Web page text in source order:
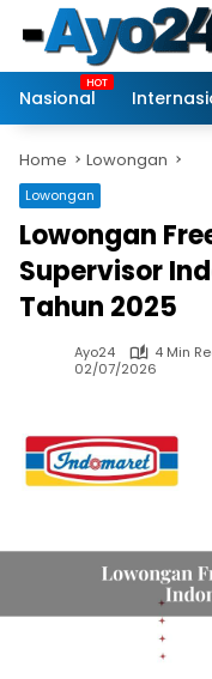
content
Nasional
Home Lowongan
Lowongan
Lowongan
Supervisor
Tahun 2025
Ayo24
4 Min
02/07/2026